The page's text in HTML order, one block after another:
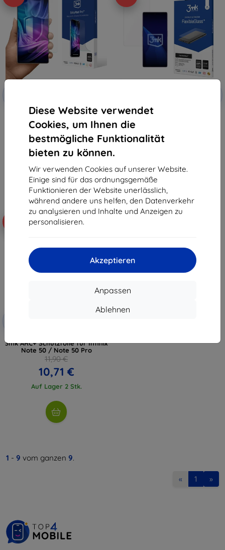
Diese Website verwendet
Cookies, um Ihnen die
bestmögliche Funktionalität
bieten zu können.
Wir verwenden Cookies auf unserer Website.
Einige sind für das ordnungsgemäße
Funktionieren der Website unerlässlich,
während andere uns helfen, den Datenverkehr
zu analysieren und Inhalte und Anzeigen zu
personalisieren.
Akzeptieren
Anpassen
Ablehnen
3mk Silky Matt Pro Schutzfolie
für Infinix Note 50 / Note 50 Pro
12,90 €
11,61 €
3mk FlexibleGlass Hybrid-
Hartglas für Infinix Note 50 /
10,90 €
Auf Lager > 5 Stk.
3mk ARC+ Schutzfolie für Infinix
Note 50 / Note 50 Pro
11,90 €
10,71 €
Auf Lager 2 Stk.
1 - 9 vom ganzen 9.
« 1 »